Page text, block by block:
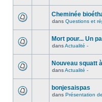
Cheminée
dans Questions et
Mort pour... Un
dansActualité -
Nouveau squatt
dansActualité -
bonjesaispas
dans Présentation